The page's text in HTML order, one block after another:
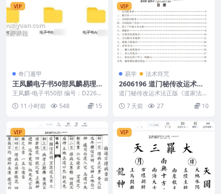
VIP
奇门遁甲
王凤麟电子书50部凤麟易理P
DF书籍
王凤麟-电子书50部 编号：D2265
11 小时前 548 15
VIP
易学 法术符咒
2606196 道门秘传改运术法
正版《道家法术三十套》页5
7*2
道门秘传改运术法正版《道家法术
三十套》页57*2de 2606196 以下
内容为...
7 天前 27 10
VIP VIP